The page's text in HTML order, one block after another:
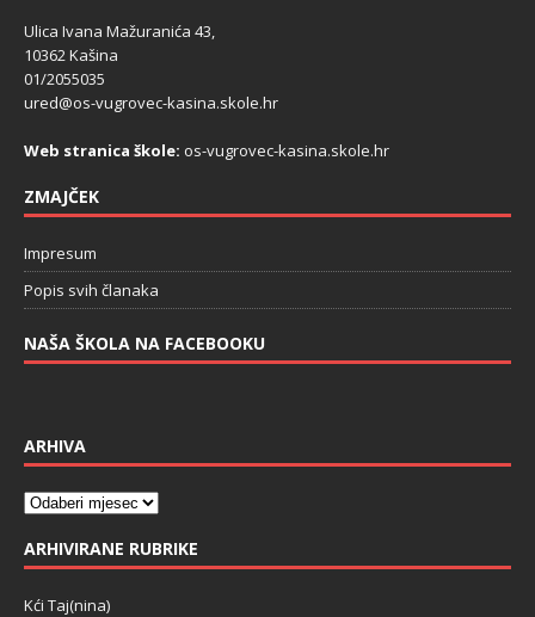
Ulica Ivana Mažuranića 43,
10362 Kašina
01/2055035
ured@os-vugrovec-kasina.skole.hr
Web stranica škole: os-vugrovec-kasina.skole.hr
ZMAJČEK
Impresum
Popis svih članaka
NAŠA ŠKOLA NA FACEBOOKU
ARHIVA
ARHIVIRANE RUBRIKE
Kći Taj(nina)